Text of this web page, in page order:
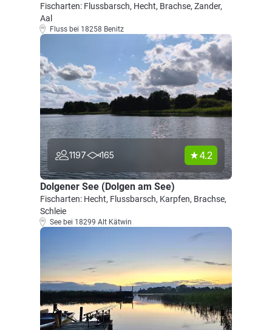
Fischarten: Flussbarsch, Hecht, Brachse, Zander,
Aal
Fluss bei 18258 Benitz
1197 165 4.2
Dolgener See (Dolgen am See)
Fischarten: Hecht, Flussbarsch, Karpfen, Brachse,
Schleie
See bei 18299 Alt Kätwin